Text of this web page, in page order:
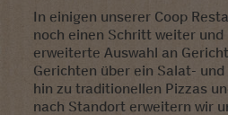
In einigen unserer Coop
noch einen Schritt weiter und
erweiterte Auswahl an
Gerichten über ein Salat-
hin zu traditionellen Pizzas
nach Standort erweitern wir